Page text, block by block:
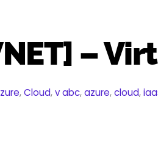
–
,Cloud,vabc,azure,cloud,